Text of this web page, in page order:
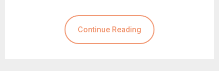
Continue Reading